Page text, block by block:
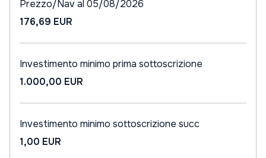
Prezzo/Nav al 05/08/2026
176,69 EUR
Investimento minimo prima sottoscrizione
1.000,00 EUR
Investimento minimo sottoscrizione succ
1,00 EUR